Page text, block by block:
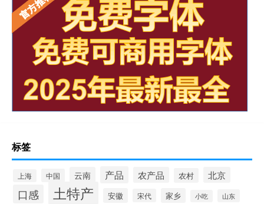
标签
上海 中国 云南 产品 农产品 农村 北京
口感 土特产 安徽 宋代 家乡 小吃 山东